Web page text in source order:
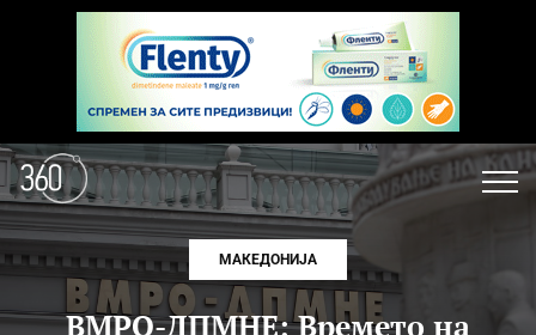
МАКЕДОНИЈА
ВМРО-ДПМНЕ: Времето на